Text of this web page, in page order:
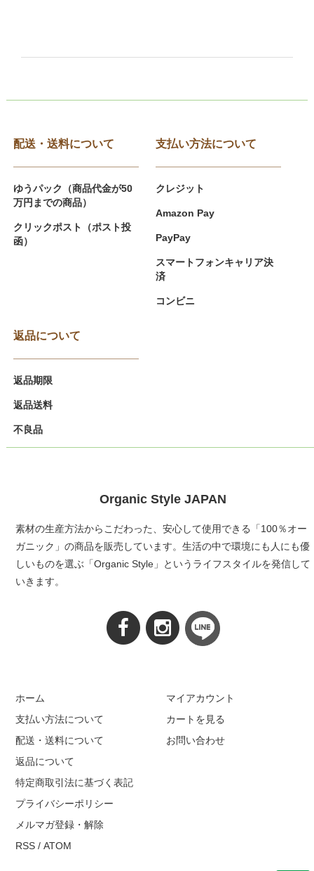
配送・送料について
ゆうパック（商品代金が50
万円までの商品）
クリックポスト（ポスト投
函）
支払い方法について
クレジット
Amazon Pay
PayPay
スマートフォンキャリア決
済
コンビニ
返品について
返品期限
返品送料
不良品
Organic Style JAPAN
素材の生産方法からこだわった、安心して使用できる「100％オー
ガニック」の商品を販売しています。生活の中で環境にも人にも優
しいものを選ぶ「Organic Style」というライフスタイルを発信して
いきます。
ホーム
支払い方法について
配送・送料について
返品について
特定商取引法に基づく表記
プライバシーポリシー
メルマガ登録・解除
RSS /ATOM
マイアカウント
カートを見る
お問い合わせ